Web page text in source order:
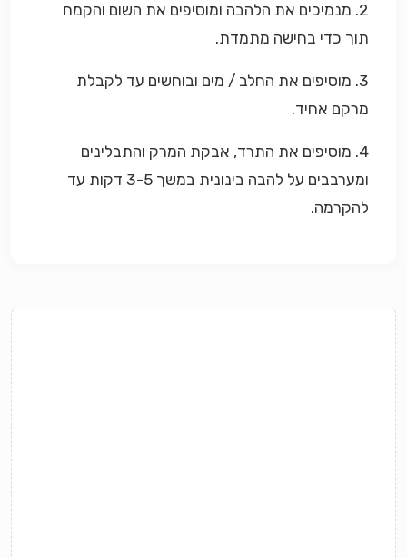
2. מנמיכים את הלהבה ומוסיפים את השום והקמח
תוך כדי בחישה מתמדת.
3. מוסיפים את החלב / מים ובוחשים עד לקבלת
מרקם אחיד.
4. מוסיפים את התרד, אבקת המרק והתבלינים
ומערבבים על להבה בינונית במשך 3-5 דקות עד
להקרמה.